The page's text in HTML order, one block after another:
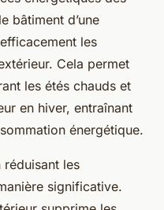
bâtiment d’une
les
Cela permet
les étés chauds et
en hiver, entraînant
énergétique.
réduisant les
significative.